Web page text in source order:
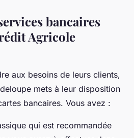
bancaires
Agricole
aux besoins de leurs clients,
mets à leur disposition
bancaires. Vous avez :
qui est recommandée